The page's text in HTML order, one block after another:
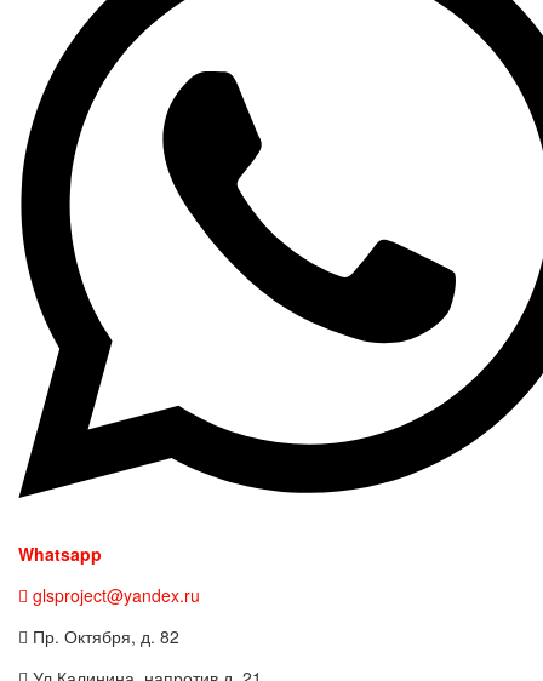
Whatsapp
glsproject@yandex.ru
Пр. Октября, д. 82